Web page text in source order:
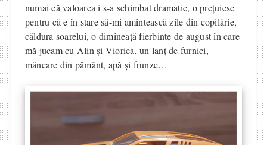
numai că valoarea i s-a schimbat dramatic, o prețuiesc
pentru că e în stare să-mi amintească zile din copilărie,
căldura soarelui, o dimineață fierbinte de august în care
mă jucam cu Alin și Viorica, un lanț de furnici,
mâncare din pământ, apă și frunze…